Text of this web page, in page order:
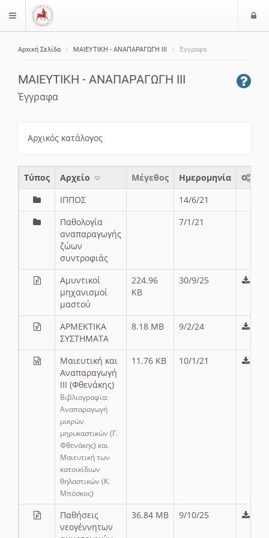
$langMenu
Αρχική Σελίδα ΜΑΙΕΥΤΙΚΗ - ΑΝΑΠΑΡΑΓΩΓΗ ΙΙΙ Έγγραφα
ΜΑΙΕΥΤΙΚΗ - ΑΝΑΠΑΡΑΓΩΓΗ ΙΙΙ
Έγγραφα
Αρχικός κατάλογος
Τύπος Aρχείο Μέγεθος
Ημερομηνία
ΙΠΠΟΣ
14/6/21
Παθολογία
αναπαραγωγής
ζώων
συντροφιάς
7/1/21
Αμυντικοί
μηχανισμοί
μαστού
224.96
KB
30/9/25
ΑΡΜΕΚΤΙΚΑ
ΣΥΣΤΗΜΑΤΑ
8.18 MB 9/2/24
Μαιευτική και
Αναπαραγωγή
ΙΙΙ (Φθενάκης)
Βιβλιογραφία:
Αναπαραγωγή
μικρών
μηρυκαστικών (Γ.
Φθενάκης) και
Μαιευτική των
κατοικίδιων
θηλαστικών (Κ.
Μπόσκος)
11.76 KB 10/1/21
Παθήσεις
νεογέννητων
36.84 MB 9/10/25